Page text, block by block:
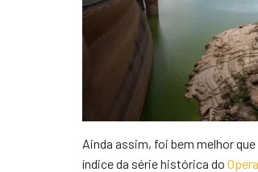
Ainda assim, foi bem melhor
índice da série histórica do